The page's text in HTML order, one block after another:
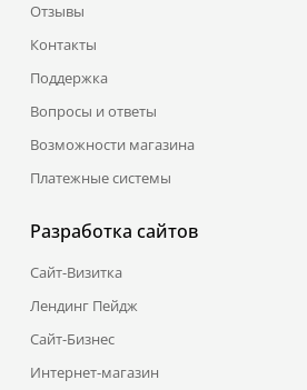
Отзывы
Контакты
Поддержка
Вопросы и ответы
Возможности магазина
Платежные системы
Разработка сайтов
Сайт-Визитка
Лендинг Пейдж
Сайт-Бизнес
Интернет-магазин